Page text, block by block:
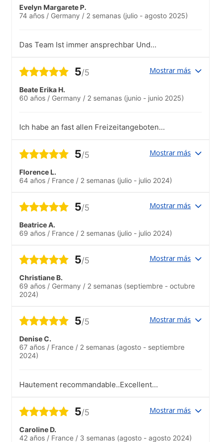
Evelyn Margarete P.
74 años / Germany / 2 semanas (julio - agosto 2025)
Das Team Ist immer ansprechbar Und
5/5 Mostrar más
Beate Erika H.
60 años / Germany / 2 semanas (junio - junio 2025)
Ich habe an fast allen Freizeitangeboten
Unternehmung hat das Brelade College
und bezahlt wurde auch dort.
5/5 Mostrar más
Florence L.
64 años / France / 2 semanas (julio - julio 2024)
5/5 Mostrar más
Beatrice A.
69 años / France / 2 semanas (julio - julio 2024)
5/5 Mostrar más
Christiane B.
69 años / Germany / 2 semanas (septiembre - octubre
2024)
5/5 Mostrar más
Denise C.
67 años / France / 2 semanas (agosto - septiembre
2024)
Hautement recommandable..Excellent
5/5 Mostrar más
Caroline D.
42 años / France / 3 semanas (agosto - agosto 2024)